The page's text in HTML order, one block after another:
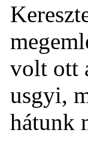
volt ott
usgyi,
hátunk